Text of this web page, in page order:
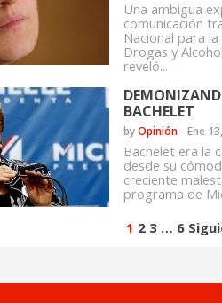
Una ambigua
comunicación
Nacional para
Drogas y
reveló...
BACHELET
byOpinión - Ene
Bachelet era la
desde su
creciente
programa de
1 2 3 … 6